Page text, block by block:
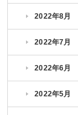
2022年8月
2022年7月
2022年6月
2022年5月